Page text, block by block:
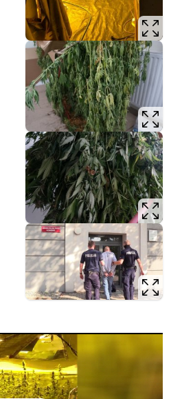
wnętrze plantacji i